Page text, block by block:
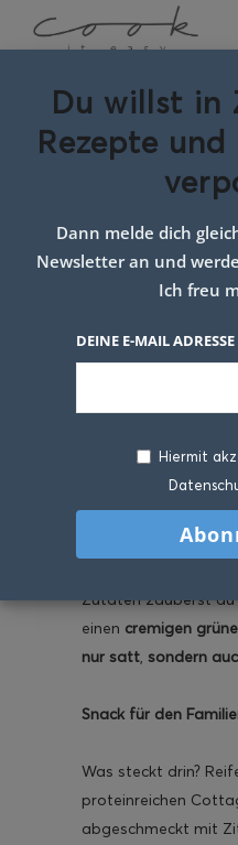
24.
Wenn es mal wieder
trotzdemetwas
auf den
Zutaten zauberst du
einen cremigen
nur satt, sondern
Snack für den
Was steckt drin?
proteinreichen
abgeschmeckt mit
Du willst in
Rezepte
Dann melde dich
Newsletter an und
Ich freu
DEINE E-MAIL ADRESSE
Hiermit